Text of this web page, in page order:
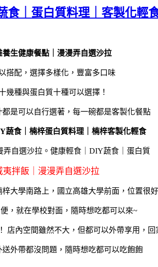
食｜蛋白質料理｜客製化輕
養生健康餐點｜漫漫弄自選沙拉
搭配，選擇多樣化，豐富多口味
幾種與蛋白質十種可以選擇！
是可以自行選著，每一碗都是客製化餐點
蔬食｜楠梓蛋白質料理｜楠梓客製化輕食
夷拌飯｜漫漫弄自選沙拉
大學南路上，國立高雄大學前面，位置很
，就在學校對面，隨時想吃都可以來~
店內空間雖然不大，但都可以外帶享用，
外帶都沒問題，隨時想吃都可以吃飽飽